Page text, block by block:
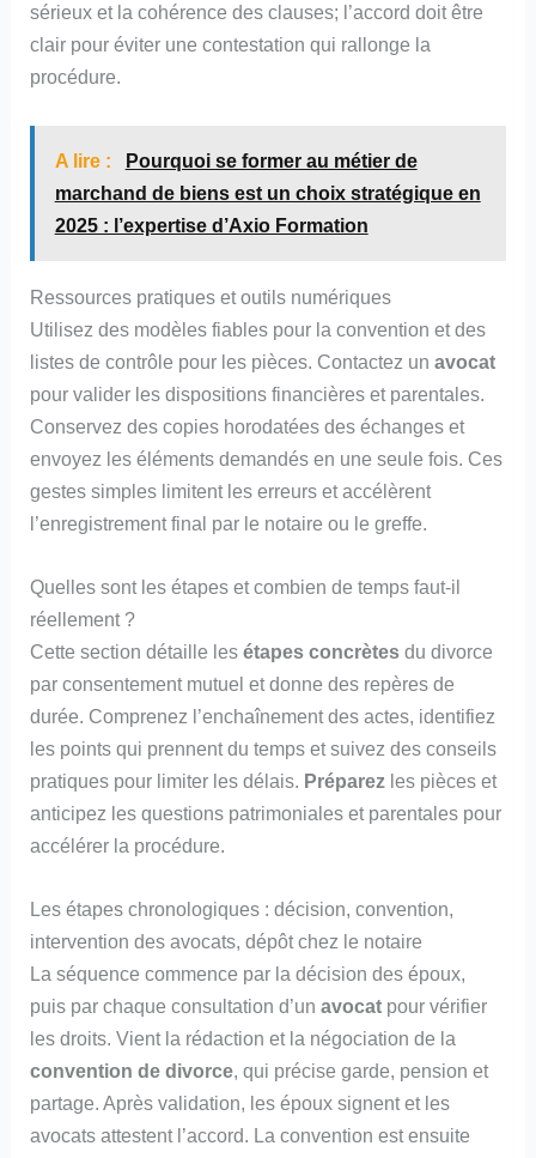
sérieux et la cohérence des clauses; l’accord doit être
clair pour éviter une contestation qui rallonge la
procédure.
A lire :
Pourquoi se former au métier de
marchand de biens est un choix stratégique en
2025 : l’expertise d’Axio Formation
Ressources pratiques et outils numériques
Utilisez des modèles fiables pour la convention et des
listes de contrôle pour les pièces. Contactez unavocat
pour valider les dispositions financières et parentales.
Conservez des copies horodatées des échanges et
envoyez les éléments demandés en une seule fois. Ces
gestes simples limitent les erreurs et accélèrent
l’enregistrement final par le notaire ou le greffe.
Quelles sont les étapes et combien de temps faut‑il
réellement ?
Cette section détaille lesétapes concrètes du divorce
par consentement mutuel et donne des repères de
durée. Comprenez l’enchaînement des actes, identifiez
les points qui prennent du temps et suivez des conseils
pratiques pour limiter les délais. Préparez les pièces et
anticipez les questions patrimoniales et parentales pour
accélérer la procédure.
Les étapes chronologiques : décision, convention,
intervention des avocats, dépôt chez le notaire
La séquence commence par la décision des époux,
puis par chaque consultation d’unavocat pour vérifier
les droits. Vient la rédaction et la négociation de la
convention de divorce, qui précise garde, pension et
partage. Après validation, les époux signent et les
avocats attestent l’accord. La convention est ensuite